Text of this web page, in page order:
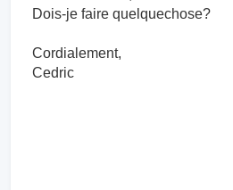
Dois-je faire quelquechose?
Cordialement,
Cedric